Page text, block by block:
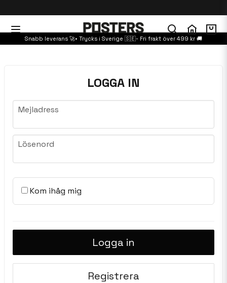
Snabb leverans 🚀• Trycks i Sverige 🇸🇪- Fri frakt över 499 kr 🚚
LOGGA IN
Mejladress
Mejladress
Lösenord
Lösenord
Kom ihåg mig
Logga in
Registrera